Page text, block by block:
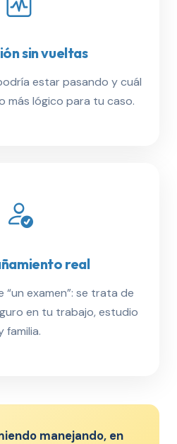
sin vueltas
estar pasando y cuál
más lógico para tu caso.
real
examen”: se trata de
en tu trabajo, estudio
familia.
manejando, en